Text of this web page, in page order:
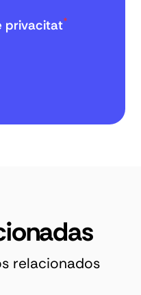
privacitat*
relacionados